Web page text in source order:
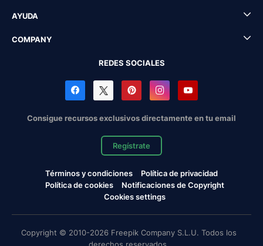
AYUDA
COMPANY
REDES SOCIALES
Consigue recursos exclusivos directamente en tu email
Regístrate
Términos y condiciones
Política de privacidad
Política de cookies
Notificaciones de Copyright
Cookies settings
Copyright © 2010-2026 Freepik Company S.L.U. Todos los